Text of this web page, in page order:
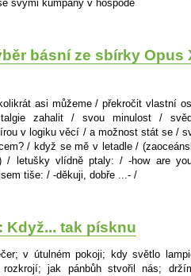
svými kumpány v hospodě
básní ze sbírky Opus
asi můžeme / překročit vlastní
zahalit / svou minulost /
v logiku věcí / a možnost stát se /
/ když se mě v letadle /
/ letušky vlídně ptaly: / -how are
tiše: / -děkuji, dobře ...- /
Když... tak písknu
v útulném pokoji; kdy světlo
rozkrojí; jak pánbůh stvořil nás;